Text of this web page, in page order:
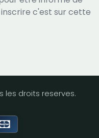
c'est sur cette
les droits reserves.